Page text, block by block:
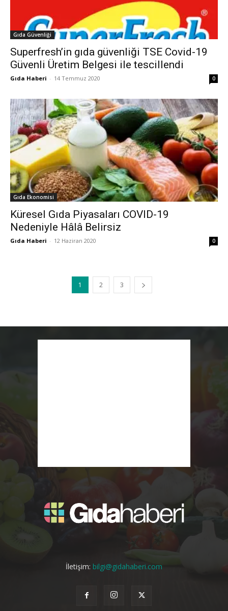
Gıda Güvenliği
Superfresh’in gıda güvenliği TSE Covid-19
Güvenli Üretim Belgesi ile tescillendi
Gıda Haberi - 14 Temmuz 2020 0
Gıda Ekonomisi
Küresel Gıda Piyasaları COVID-19
Nedeniyle Hâlâ Belirsiz
Gıda Haberi - 12 Haziran 2020 0
1 2 3
İletişim: bilgi@gidahaberi.com